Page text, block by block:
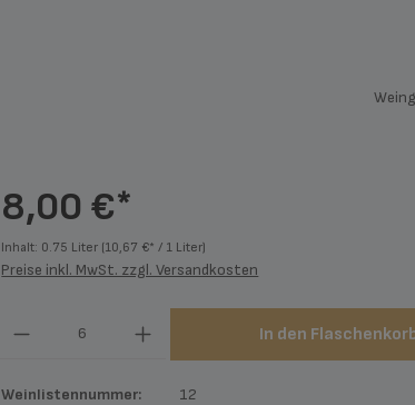
8,00 €*
Inhalt: 0.75 Liter (10,67 €* / 1 Liter)
Preise inkl. MwSt. zzgl. Versandkosten
Produkt Anzahl: Gib denIn den
Weinlistennummer:
12